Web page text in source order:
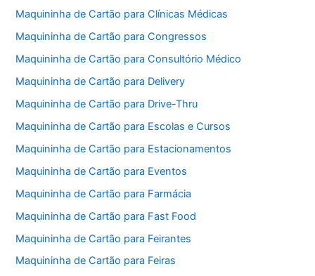
Maquininha de Cartão para Clínicas Médicas
Maquininha de Cartão para Congressos
Maquininha de Cartão para Consultório Médico
Maquininha de Cartão para Delivery
Maquininha de Cartão para Drive-Thru
Maquininha de Cartão para Escolas e Cursos
Maquininha de Cartão para Estacionamentos
Maquininha de Cartão para Eventos
Maquininha de Cartão para Farmácia
Maquininha de Cartão para Fast Food
Maquininha de Cartão para Feirantes
Maquininha de Cartão para Feiras